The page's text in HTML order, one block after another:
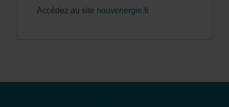
Accédez au site nouvenergie.fr